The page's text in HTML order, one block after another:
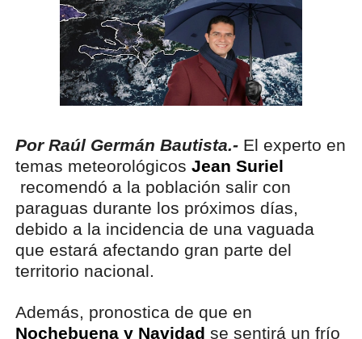
Por Raúl Germán Bautista.-El experto en
temas meteorológicos Jean Suriel
recomendó a la población salir con
paraguas durante los próximos días,
debido a la incidencia de una vaguada
que estará afectando gran parte del
territorio nacional.
Además, pronostica de que en
Nochebuena y Navidad se sentirá un frío